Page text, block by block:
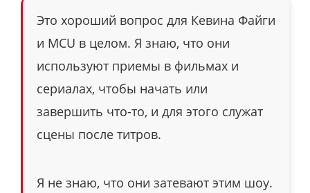
Это хороший вопрос для Кевина Файги
и MCU в целом. Я знаю, что они
используют приемы в фильмах и
сериалах, чтобы начать или
завершить что-то, и для этого служат
сцены после титров.
Я не знаю, что они затевают этим шоу.